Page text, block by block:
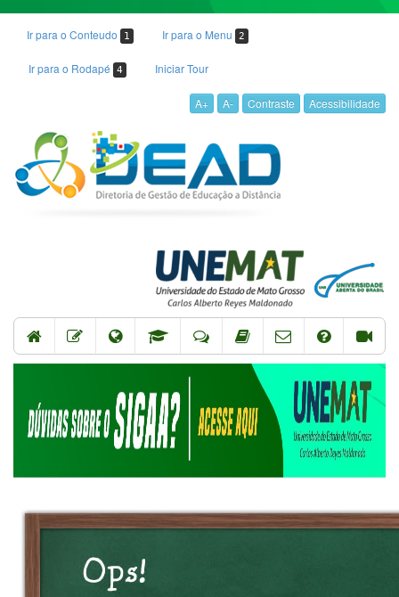
Ir para o Conteudo 1 Ir para o Menu 2
Ir para o Rodapé 4 Iniciar Tour
A+ A- Contraste Acessibilidade